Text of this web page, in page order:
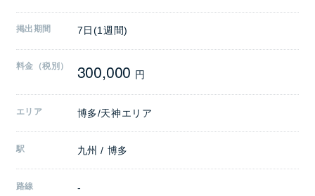
掲出期間 7日(1週間)
料金（税別） 300,000 円
エリア 博多/天神エリア
駅 九州 / 博多
路線 -